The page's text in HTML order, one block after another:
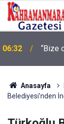
06:32 “Bize
06:09
Anasayfa
Belediyesi’nden